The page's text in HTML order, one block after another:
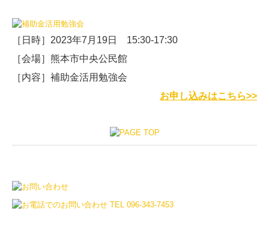
2025年
2024年
2023年
［日時］2023年7月19日 15:30-17:30
［会場］熊本市中央公民館
［内容］補助金活用勉強会
お申し込みはこちら>>